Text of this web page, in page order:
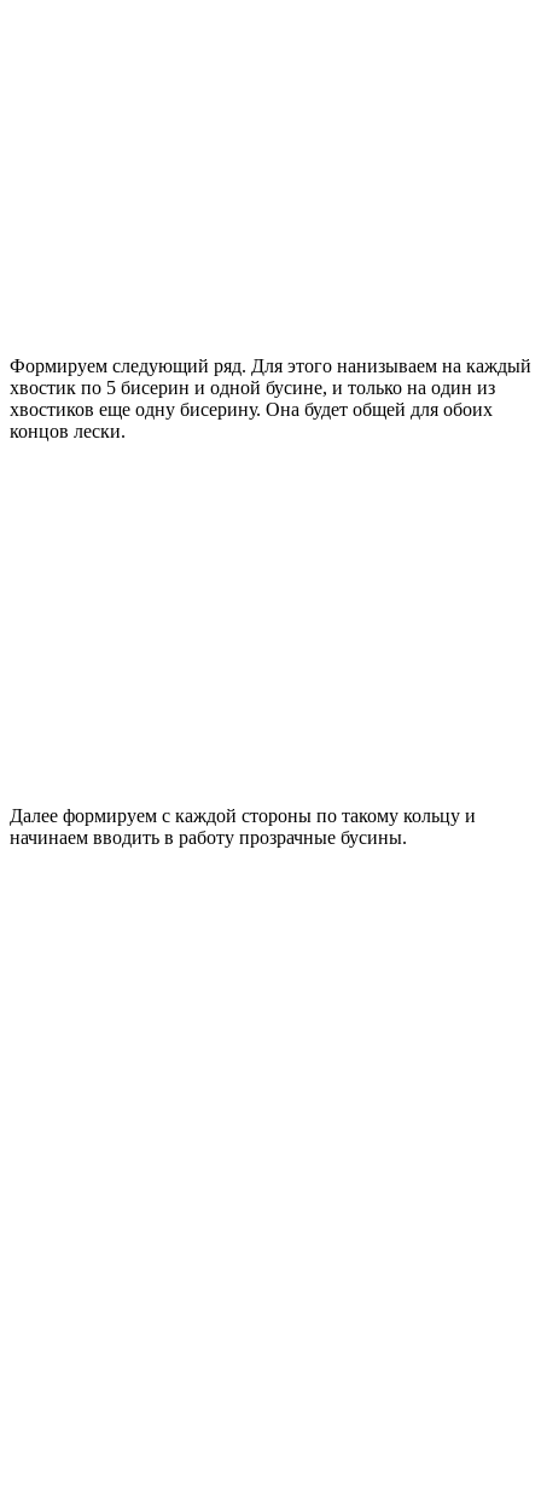
Формируем следующий ряд. Для этого нанизываем на каждый
хвостик по 5 бисерин и одной бусине, и только на один из
хвостиков еще одну бисерину. Она будет общей для обоих
концов лески.
Далее формируем с каждой стороны по такому кольцу и
начинаем вводить в работу прозрачные бусины.